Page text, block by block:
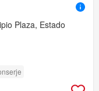
Plaza, Estado